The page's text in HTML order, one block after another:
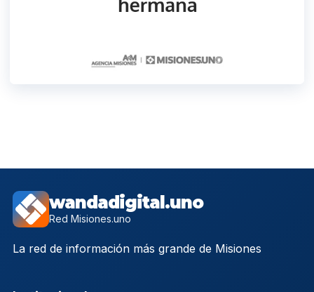
wandadigital.uno
Red Misiones.uno
La red de información más grande de Misiones